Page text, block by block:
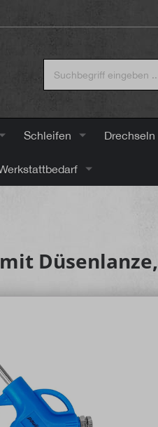
Schleifen Drechseln